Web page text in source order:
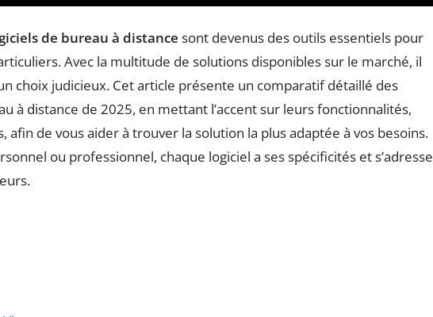
de bureau à distance sont devenus des outils essentiels pour
Avec la multitude de solutions disponibles sur le marché, il
choix judicieux. Cet article présente un comparatif détaillé des
à distance de 2025, en mettant l’accent sur leurs fonctionnalités,
afin de vous aider à trouver la solution la plus adaptée à vos besoins.
ou professionnel, chaque logiciel a ses spécificités et s’adresse